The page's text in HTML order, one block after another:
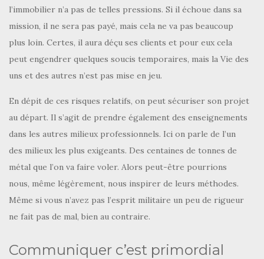
l’immobilier n’a pas de telles pressions. Si il échoue dans sa
mission, il ne sera pas payé, mais cela ne va pas beaucoup
plus loin. Certes, il aura déçu ses clients et pour eux cela
peut engendrer quelques soucis temporaires, mais la Vie des
uns et des autres n’est pas mise en jeu.
En dépit de ces risques relatifs, on peut sécuriser son projet
au départ. Il s’agit de prendre également des enseignements
dans les autres milieux professionnels. Ici on parle de l’un
des milieux les plus exigeants. Des centaines de tonnes de
métal que l’on va faire voler. Alors peut-être pourrions
nous, même légèrement, nous inspirer de leurs méthodes.
Même si vous n’avez pas l’esprit militaire un peu de rigueur
ne fait pas de mal, bien au contraire.
Communiquer c’est primordial